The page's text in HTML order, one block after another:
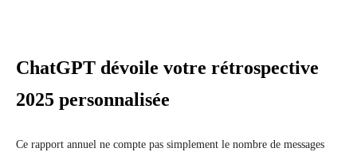
ChatGPT dévoile votre rétrospective
2025 personnalisée
Ce rapport annuel ne compte pas simplement le nombre de messages